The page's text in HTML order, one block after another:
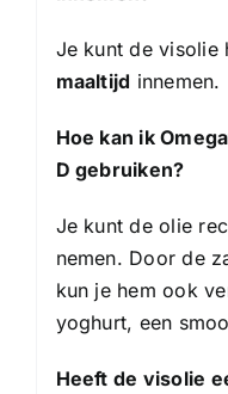
Je kunt de visolie
maaltijd innemen.
Hoe kan ik
D gebruiken?
Je kunt de olie
nemen. Door de
kun je hem ook
yoghurt, een
Heeft de visolie